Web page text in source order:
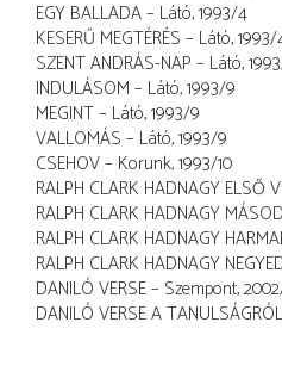
EGY BALLADA – Látó, 1993/4
KESERŰ MEGTÉRÉS – Látó,
SZENT ANDRÁS-NAP – Látó,
INDULÁSOM – Látó, 1993/9
MEGINT – Látó, 1993/9
VALLOMÁS – Látó, 1993/9
CSEHOV – Korunk, 1993/10
RALPH CLARK HADNAGY ELSŐ
RALPH CLARK HADNAGY
RALPH CLARK HADNAGY
RALPH CLARK HADNAGY
DANILÓ VERSE – Szempont,
DANILÓ VERSE A